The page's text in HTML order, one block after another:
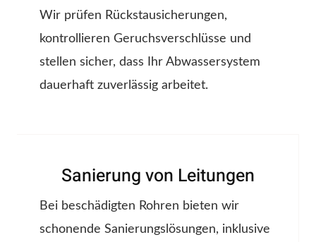
Wir prüfen Rückstausicherungen,
kontrollieren Geruchsverschlüsse und
stellen sicher, dass Ihr Abwassersystem
dauerhaft zuverlässig arbeitet.
Sanierung von Leitungen
Bei beschädigten Rohren bieten wir
schonende Sanierungslösungen, inklusive